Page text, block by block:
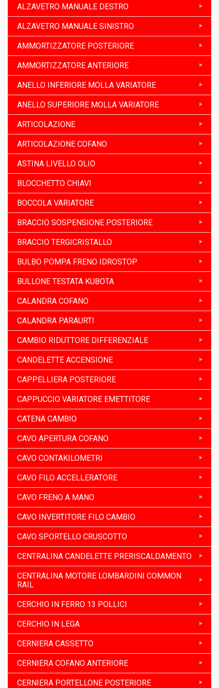
ALZAVETRO MANUALE DESTRO
ALZAVETRO MANUALE SINISTRO
AMMORTIZZATORE POSTERIORE
AMMORTIZZATORE ANTERIORE
ANELLO INFERIORE MOLLA VARIATORE
ANELLO SUPERIORE MOLLA VARIATORE
ARTICOLAZIONE
ARTICOLAZIONE COFANO
ASTINA LIVELLO OLIO
BLOCCHETTO CHIAVI
BOCCOLA VARIATORE
BRACCIO SOSPENSIONE POSTERIORE
BRACCIO TERGICRISTALLO
BULBO POMPA FRENO IDROSTOP
BULLONE TESTATA KUBOTA
CALANDRA COFANO
CALANDRA PARAURTI
CAMBIO RIDUTTORE DIFFERENZIALE
CANDELETTE ACCENSIONE
CAPPELLIERA POSTERIORE
CAPPUCCIO VARIATORE EMETTITORE
CATENA CAMBIO
CAVO APERTURA COFANO
CAVO CONTAKILOMETRI
CAVO FILO ACCELLERATORE
CAVO FRENO A MANO
CAVO INVERTITORE FILO CAMBIO
CAVO SPORTELLO CRUSCOTTO
CENTRALINA CANDELETTE PRERISCALDAMENTO
CENTRALINA MOTORE LOMBARDINI COMMON
RAIL
CERCHIO IN FERRO 13 POLLICI
CERCHIO IN LEGA
CERNIERA CASSETTO
CERNIERA COFANO ANTERIORE
CERNIERA PORTELLONE POSTERIORE